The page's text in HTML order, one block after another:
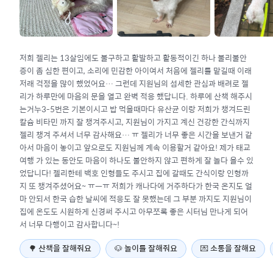
저희 젤리는 13살임에도 불구하고 활발하고 활동적이긴 하나 불리불안
증이 좀 심한 편이고, 소리에 민감한 아이여서 처음에 젤리를 맡길때 이래
저래 걱정을 많이 했었어요… 그런데 지원님의 섬세한 관심과 배려로 젤
리가 하루만에 마음의 문을 열고 완벽 적응 했답니다. 하루에 산책 해주시
는거누3-5번은 기본이시고 밥 먹을때마다 유산균 이랑 저희가 챙겨드린
칼슘 비타민 까지 잘 챙겨주시고, 지원님이 가지고 계신 건강한 간식까지
젤리 챙겨 주셔서 너무 감사해요… ㅠ 젤리가 너무 좋은 시간을 보낸거 같
아서 마음이 놓이고 앞으로도 지원님께 계속 이용할거 같아요! 제가 태교
여행 가 있는 동안도 마음이 하나도 불안하지 않고 편하게 잘 놀다 올수 있
었답니다! 젤리한테 백호 인형들도 주시고 집에 갈때도 간식이랑 인형까
지 또 챙겨주셨어요~ ㅠㅡㅠ 저희가 캐나다에 거주하다가 한국 온지도 얼
마 안되서 한국 습한 날씨에 적응도 잘 못했는데 그 부분 까지도 지원님이
집에 온도도 시원하게 신경써 주시고 아무쪼록 좋은 시터님 만나게 되어
서 너무 다행이고 감사합니다~!
🌳 산책을 잘해줘요 🐶놀이를 잘해줘요 💌 소통을 잘해요